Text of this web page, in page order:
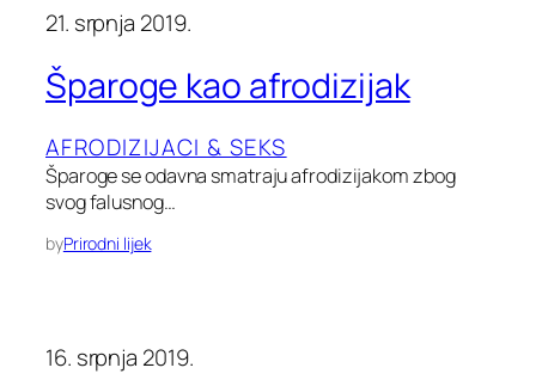
21. srpnja 2019.
Šparoge kao afrodizijak
AFRODIZIJACI & SEKS
Šparoge se odavna smatraju afrodizijakom zbog
svog falusnog…
byPrirodni lijek
16. srpnja 2019.